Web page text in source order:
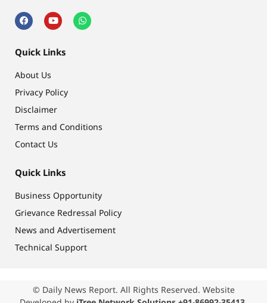
Quick Links
About Us
Privacy Policy
Disclaimer
Terms and Conditions
Contact Us
Quick Links
Business Opportunity
Grievance Redressal Policy
News and Advertisement
Technical Support
© Daily News Report. All Rights Reserved. Website